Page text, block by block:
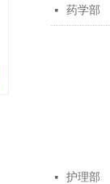
넷 药学部
넷 护理部